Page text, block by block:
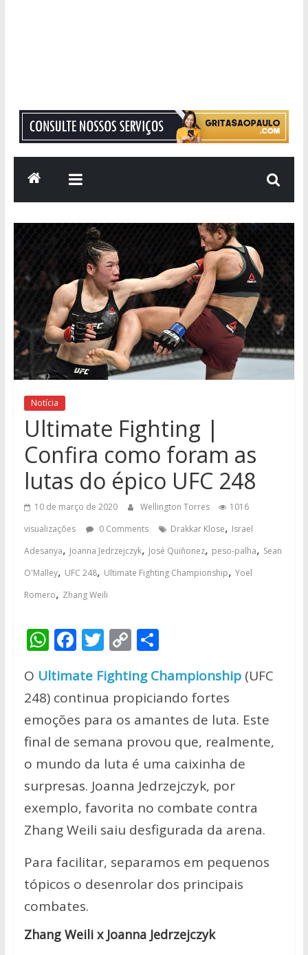
Grita
São
Paulo
Informação
com
Responsabilidade
Notícia
Ultimate Fighting |
Confira como foram as
lutas do épico UFC 248
10 de março de 2020 Wellington Torres
1016
visualizações
0 Comments Drakkar Klose, Israel
Adesanya, Joanna Jedrzejczyk, José Quiñonez, peso-palha, Sean
O'Malley, UFC 248, Ultimate Fighting Championship, Yoel
Romero, Zhang Weili
W
at
s
A
p
p
F
e
b
o
o
k
T
itt
er
C
p
y
Li
n
k
S
ar
e
O Ultimate Fighting Championship(UFC
248) continua propiciando fortes
emoções para os amantes de luta. Este
final de semana provou que, realmente,
o mundo da luta é uma caixinha de
surpresas. Joanna Jedrzejczyk, por
exemplo, favorita no combate contra
Zhang Weili saiu desfigurada da arena.
Para facilitar, separamos em pequenos
tópicos o desenrolar dos principais
combates.
Zhang Weili x Joanna Jedrzejczyk